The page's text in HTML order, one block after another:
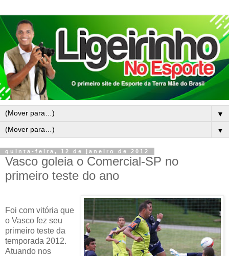
▼
▼
quinta-feira, 12 de janeiro de 2012
Vasco goleia o Comercial-SP no
primeiro teste do ano
Foi com vitória que
o Vasco fez seu
primeiro teste da
temporada 2012.
Atuando nos